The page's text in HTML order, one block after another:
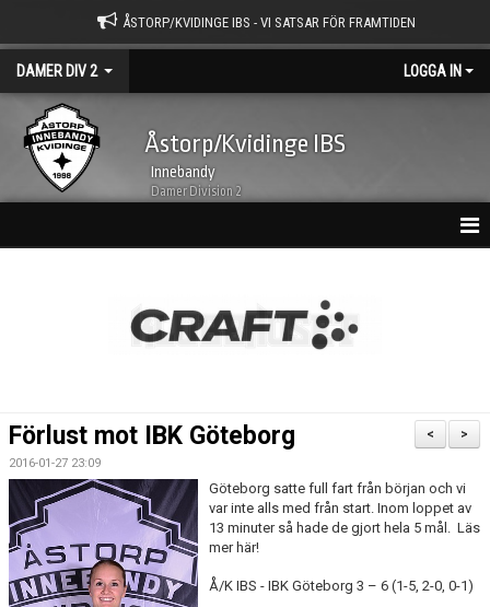
ÅSTORP/KVIDINGE IBS - VI SATSAR FÖR FRAMTIDEN
DAMER DIV 2 LOGGA IN
Åstorp/Kvidinge IBS
Innebandy
Damer Division 2
BILDGALLERI
DOKUMENT
KONTAKT
MATCHER
>
<
Förlust mot IBK Göteborg
2016-01-27 23:09
Göteborg satte full fart från början och vi
var inte alls med från start. Inom loppet av
13 minuter så hade de gjort hela 5 mål. Läs
mer här!
Å/K IBS - IBK Göteborg 3 – 6 (1-5, 2-0, 0-1)